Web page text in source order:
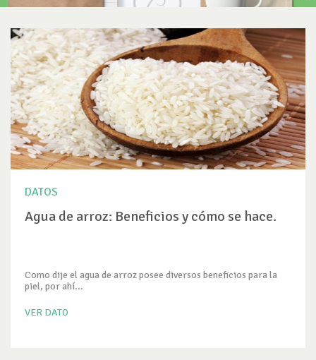
DATOS
Agua de arroz: Beneficios y cómo se hace.
Como dije el agua de arroz posee diversos beneficios para la
piel, por ahí...
VER DATO